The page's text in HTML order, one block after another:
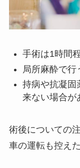
手術は1時間
局所麻酔で行
持病や抗凝固
来ない場合が
術後についての
車の運転も控え